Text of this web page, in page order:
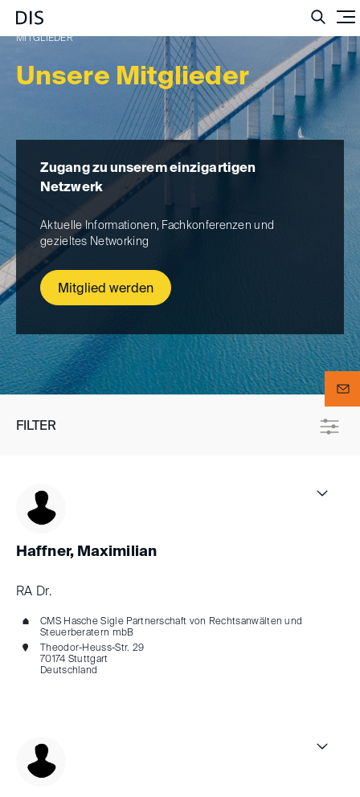
Unsere Mitglieder
MITGLIEDER
Zugang zu unserem einzigartigen
Netzwerk
Aktuelle Informationen, Fachkonferenzen und
gezieltes Networking
Mitglied werden
FILTER
Haffner, Maximilian
RA Dr.
CMS Hasche Sigle Partnerschaft von Rechtsanwälten und
Steuerberatern mbB
Theodor-Heuss-Str. 29
70174 Stuttgart
Deutschland